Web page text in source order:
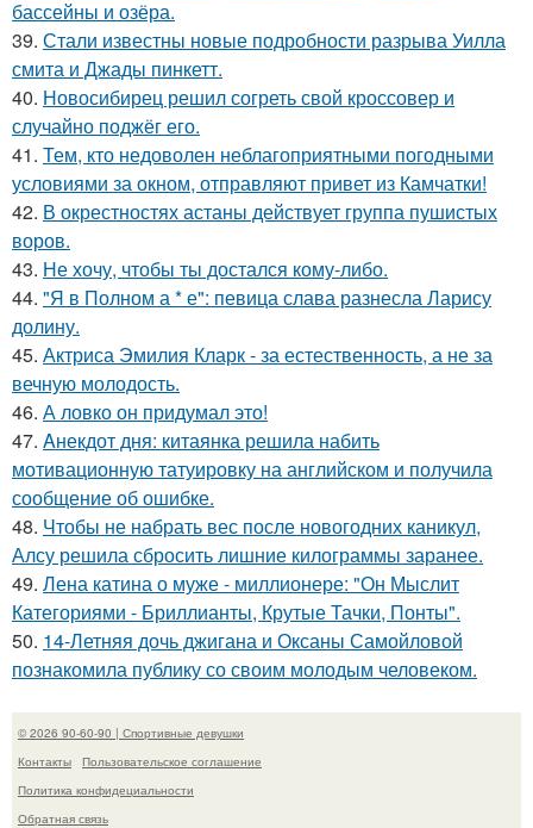
бассейны и озёра.
39. Стали известны новые подробности разрыва Уилла
смита и Джады пинкетт.
40. Новосибирец решил согреть свой кроссовер и
случайно поджёг его.
41. Тем, кто недоволен неблагоприятными погодными
условиями за окном, отправляют привет из Камчатки!
42. В окрестностях астаны действует группа пушистых
воров.
43. Не хочу, чтобы ты достался кому-либо.
44. "Я в Полном а * е": певица слава разнесла Ларису
долину.
45. Актриса Эмилия Кларк - за естественность, а не за
вечную молодость.
46. А ловко он придумал это!
47. Aнекдот дня: китаянка решила набить
мотивационную татуировку на английском и получила
сообщение об ошибке.
48. Чтобы не набрать вес после новогодних каникул,
Алсу решила сбросить лишние килограммы заранее.
49. Лена катина о муже - миллионере: "Он Мыслит
Категориями - Бриллианты, Крутые Тачки, Понты".
50. 14-Летняя дочь джигана и Оксаны Самойловой
познакомила публику со своим молодым человеком.
© 2026 90-60-90 | Спортивные девушки
Контакты
Пользовательское соглашение
Политика конфидециальности
Обратная связь